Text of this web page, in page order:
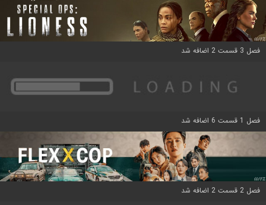
فصل 3 قسمت 2 اضافه شد
فصل 1 قسمت 6 اضافه شد
فصل 2 قسمت 2 اضافه شد